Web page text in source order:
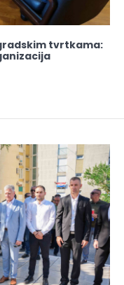
tvrtkama: